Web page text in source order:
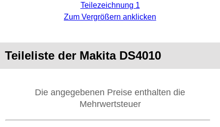
Teilezeichnung 1
Zum Vergrößern anklicken
Teileliste der Makita DS4010
Die angegebenen Preise enthalten die
Mehrwertsteuer